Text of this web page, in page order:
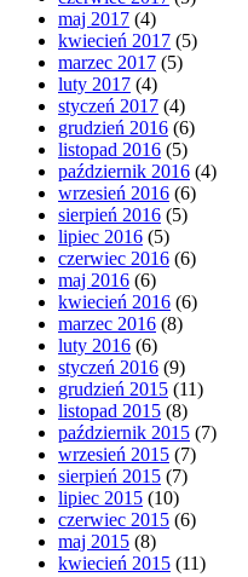
maj 2017 (4)
kwiecień 2017 (5)
marzec 2017 (5)
luty 2017 (4)
styczeń 2017 (4)
grudzień 2016 (6)
listopad 2016 (5)
październik 2016 (4)
wrzesień 2016 (6)
sierpień 2016 (5)
lipiec 2016 (5)
czerwiec 2016 (6)
maj 2016 (6)
kwiecień 2016 (6)
marzec 2016 (8)
luty 2016 (6)
styczeń 2016 (9)
grudzień 2015 (11)
listopad 2015 (8)
październik 2015 (7)
wrzesień 2015 (7)
sierpień 2015 (7)
lipiec 2015 (10)
czerwiec 2015 (6)
maj 2015 (8)
kwiecień 2015 (11)